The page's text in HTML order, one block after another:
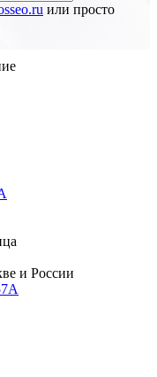
или просто
и России